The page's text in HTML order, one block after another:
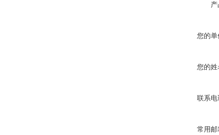
您的单
您的姓
联系电
常用邮